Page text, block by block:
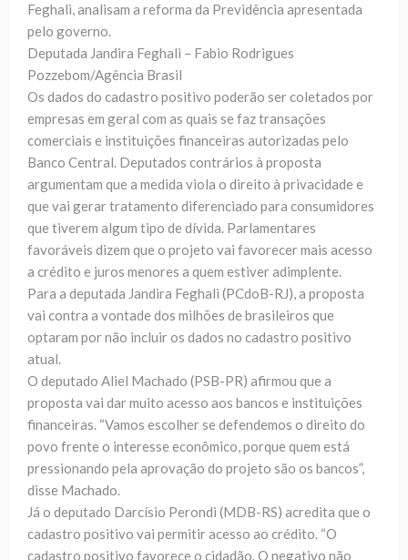
Feghali, analisam a reforma da Previdência apresentada
pelo governo.
Deputada Jandira Feghali – Fabio Rodrigues
Pozzebom/Agência Brasil
Os dados do cadastro positivo poderão ser coletados por
empresas em geral com as quais se faz transações
comerciais e instituições financeiras autorizadas pelo
Banco Central. Deputados contrários à proposta
argumentam que a medida viola o direito à privacidade e
que vai gerar tratamento diferenciado para consumidores
que tiverem algum tipo de dívida. Parlamentares
favoráveis dizem que o projeto vai favorecer mais acesso
a crédito e juros menores a quem estiver adimplente.
Para a deputada Jandira Feghali (PCdoB-RJ), a proposta
vai contra a vontade dos milhões de brasileiros que
optaram por não incluir os dados no cadastro positivo
atual.
O deputado Aliel Machado (PSB-PR) afirmou que a
proposta vai dar muito acesso aos bancos e instituições
financeiras. “Vamos escolher se defendemos o direito do
povo frente o interesse econômico, porque quem está
pressionando pela aprovação do projeto são os bancos”,
disse Machado.
Já o deputado Darcísio Perondi (MDB-RS) acredita que o
cadastro positivo vai permitir acesso ao crédito. “O
cadastro positivo favorece o cidadão. O negativo não